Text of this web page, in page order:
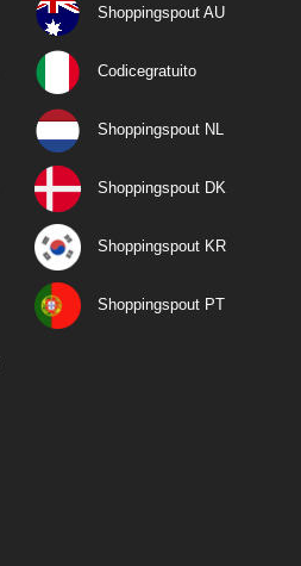
Shoppingspout AU
Codicegratuito
Shoppingspout NL
Shoppingspout DK
Shoppingspout KR
Shoppingspout PT